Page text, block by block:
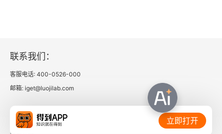
联系我们：
客服电话: 400-0526-000
邮箱: iget@luojilab.com
相关链接： 立即打开